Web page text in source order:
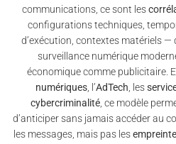
communications, ce sont les
configurations techniques,
d’exécution, contextes matériels
surveillance numérique
économique comme publicitaire.
numériques, l’AdTech , les
cybercriminalité, ce modèle
d’anticiper sans jamais accéder au
les messages, mais pas les